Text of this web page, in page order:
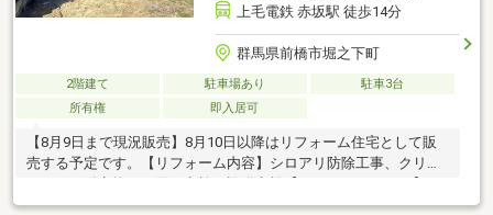
上毛電鉄 赤坂駅 徒歩14分
群馬県前橋市堀之下町
2階建て 駐車場あり
駐車3台
所有権
即入居可
【8月9日まで現況販売】8月10日以降はリフォーム住宅として販
売する予定です。【リフォーム内容】シロアリ防除工事、クリー
本物件は条件により住宅ローン減税が適用されます。・シロアリ